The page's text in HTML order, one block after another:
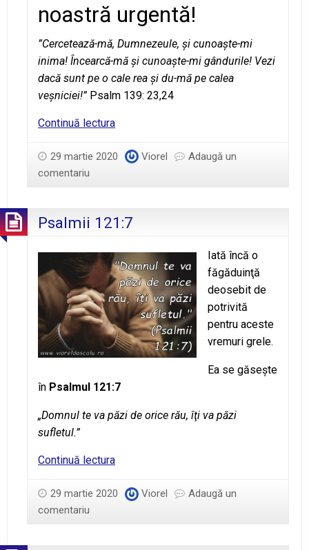
noastră urgentă!
”Cercetează-mă, Dumnezeule, şi cunoaște-mi
inima! Încearcă-mă şi cunoaște-mi gândurile! Vezi
dacă sunt pe o cale rea şi du-mă pe calea
veșniciei!”Psalm 139: 23,24
Continuă lecturaZiua
–
și
mi
inima!
29 martie 2020 Viorel
Adaugă un
comentariu
Psalmii 121:7
Iată încă o
făgăduinţă
deosebit de
potrivită
pentru aceste
vremuri grele.
Ea se găseşte
în Psalmul 121:7
„Domnul te va păzi de orice rău, îţi va păzi
sufletul.”
Continuă lecturaPsalmii
29 martie 2020 Viorel
Adaugă un
comentariu